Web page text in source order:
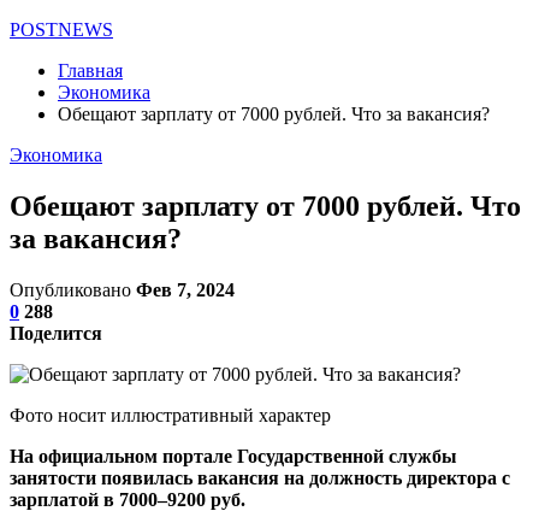
POSTNEWS
Главная
Экономика
Обещают зарплату от 7000 рублей. Что за вакансия?
Экономика
Обещают зарплату от 7000 рублей. Что
за вакансия?
Опубликовано Фев 7, 2024
0 288
Поделится
Фото носит иллюстративный характер
На официальном портале Государственной службы
занятости появилась вакансия на должность директора с
зарплатой в 7000–9200 руб.